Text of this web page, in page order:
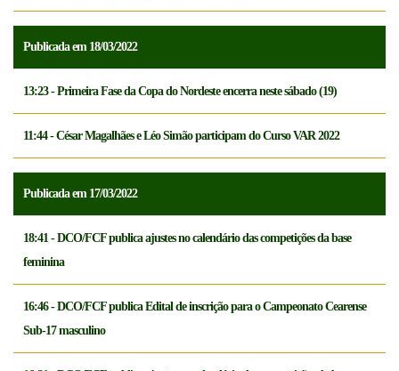
Publicada em 18/03/2022
13:23 - Primeira Fase da Copa do Nordeste encerra neste sábado (19)
11:44 - César Magalhães e Léo Simão participam do Curso VAR 2022
Publicada em 17/03/2022
18:41 - DCO/FCF publica ajustes no calendário das competições da base
feminina
16:46 - DCO/FCF publica Edital de inscrição para o Campeonato Cearense
Sub-17 masculino